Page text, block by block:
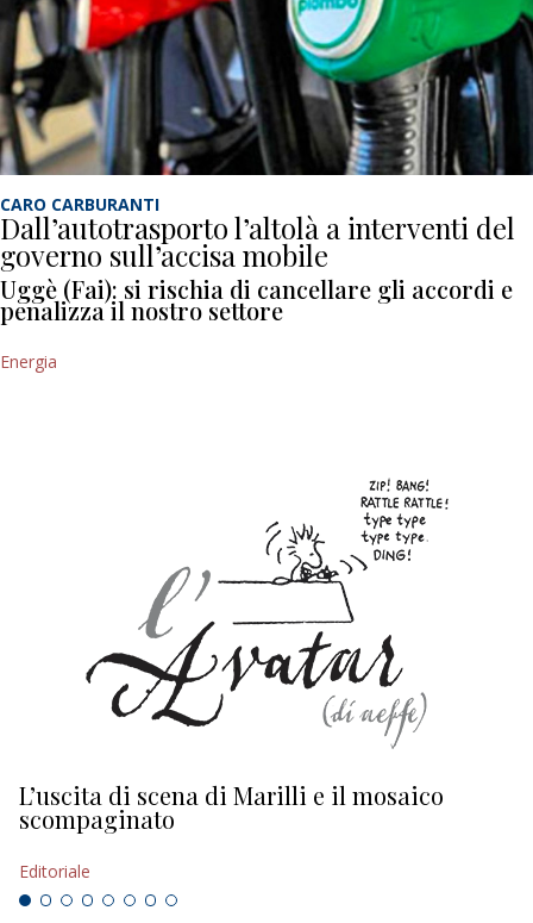
CARO CARBURANTI
Dall’autotrasporto l’altolà a interventi del
governo sull’accisa mobile
Uggè (Fai): si rischia di cancellare gli accordi e
penalizza il nostro settore
Energia
L’uscita di scena di Marilli e il mosaico
scompaginato
Editoriale